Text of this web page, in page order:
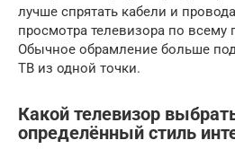
лучше спрятать кабели и
просмотра телевизора по
Обычное обрамление больше
ТВ из одной точки.
Какой телевизор
определённый стиль